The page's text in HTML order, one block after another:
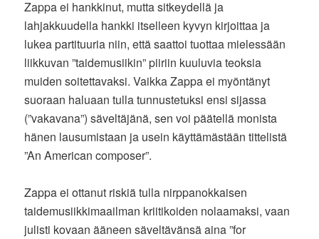
Zappa ei hankkinut, mutta sitkeydellä ja
lahjakkuudella hankki itselleen kyvyn kirjoittaa ja
lukea partituuria niin, että saattoi tuottaa mielessään
liikkuvan ”taidemusiikin” piiriin kuuluvia teoksia
muiden soitettavaksi. Vaikka Zappa ei myöntänyt
suoraan haluaan tulla tunnustetuksi ensi sijassa
(”vakavana”) säveltäjänä, sen voi päätellä monista
hänen lausumistaan ja usein käyttämästään tittelistä
”An American composer”.
Zappa ei ottanut riskiä tulla nirppanokkaisen
taidemusiikkimaailman kriitikoiden nolaamaksi, vaan
julisti kovaan ääneen säveltävänsä aina ”for